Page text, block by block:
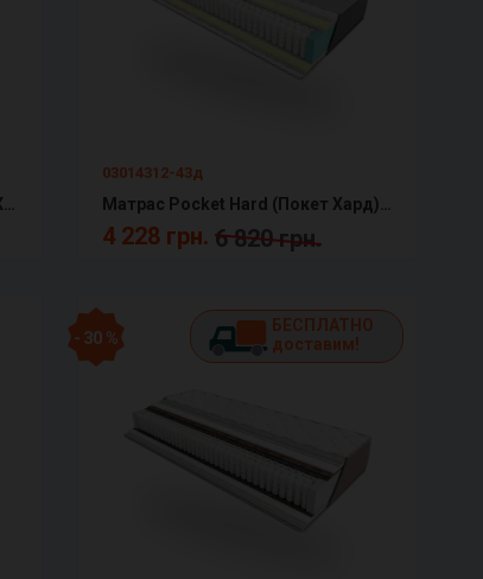
03014312-43д
4 228 грн. 6 820 грн.
- 30 %
БЕСПЛАТНО
доставим!